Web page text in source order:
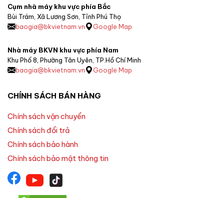
Cụm nhà máy khu vực phía Bắc
Bùi Trám, Xã Lương Sơn, Tỉnh Phú Thọ
baogia@bkvietnam.vn
Google Map
Nhà máy BKVN khu vực phía Nam
Khu Phố 8, Phường Tân Uyên, TP.Hồ Chí Minh
baogia@bkvietnam.vn
Google Map
CHÍNH SÁCH BÁN HÀNG
Chính sách vận chuyển
Chính sách đổi trả
Chính sách bảo hành
Chính sách bảo mật thông tin